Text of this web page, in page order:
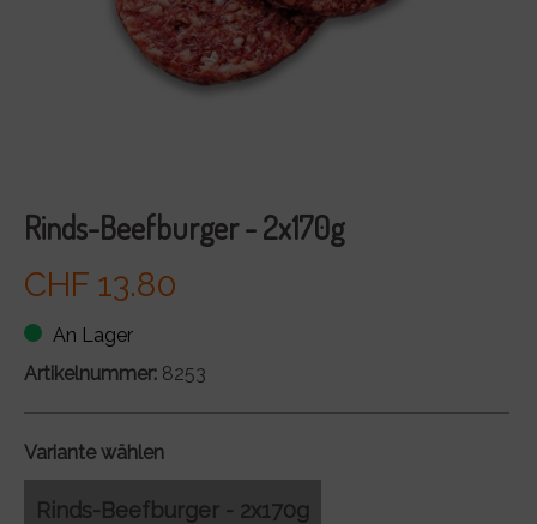
Rinds-Beefburger - 2x170g
CHF 13.80
An Lager
Artikelnummer: 8253
Variante wählen
Rinds-Beefburger - 2x170g